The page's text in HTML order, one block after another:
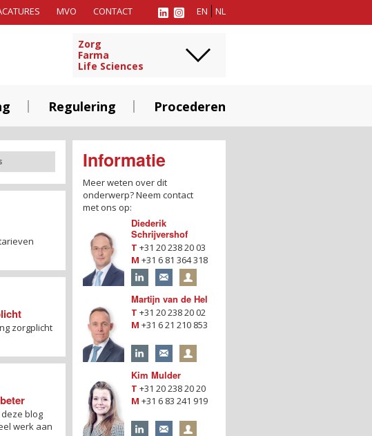
EN NL
MVO CONTACT
Zorg
Farma
Life Sciences
Regulering Procederen
zorgplicht
blog
werk aan
Informatie
Meer weten over dit
onderwerp?Neem contact
met ons op:
Diederik
Schrijvershof
T +31 20 238 20 03
M +31 6 81 364 318
Martijn van de Hel
T +31 20 238 20 02
M +31 6 21 210 853
Kim Mulder
T +31 20 238 20 20
M +31 6 83 241 919